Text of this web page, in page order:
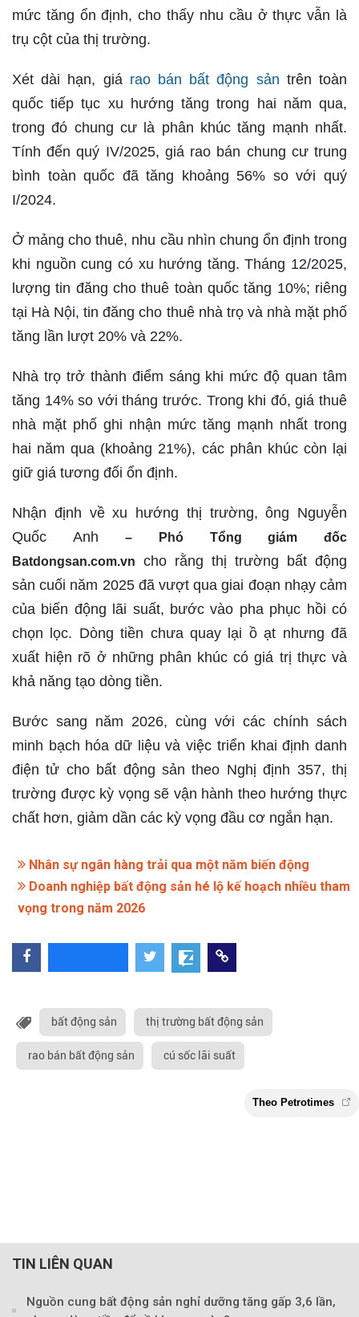
mức tăng ổn định, cho thấy nhu cầu ở thực vẫn là
trụ cột của thị trường.
Xét dài hạn, giá rao bán bất động sản trên toàn
quốc tiếp tục xu hướng tăng trong hai năm qua,
trong đó chung cư là phân khúc tăng mạnh nhất.
Tính đến quý IV/2025, giá rao bán chung cư trung
bình toàn quốc đã tăng khoảng 56% so với quý
I/2024.
Ở mảng cho thuê, nhu cầu nhìn chung ổn định trong
khi nguồn cung có xu hướng tăng. Tháng 12/2025,
lượng tin đăng cho thuê toàn quốc tăng 10%; riêng
tại Hà Nội, tin đăng cho thuê nhà trọ và nhà mặt phố
tăng lần lượt 20% và 22%.
Nhà trọ trở thành điểm sáng khi mức độ quan tâm
tăng 14% so với tháng trước. Trong khi đó, giá thuê
nhà mặt phố ghi nhận mức tăng mạnh nhất trong
hai năm qua (khoảng 21%), các phân khúc còn lại
giữ giá tương đối ổn định.
Nhận định về xu hướng thị trường, ông Nguyễn
Quốc Anh– Phó Tổng giám đốc
Batdongsan.com.vn
cho rằng thị trường bất động
sản cuối năm 2025 đã vượt qua giai đoạn nhạy cảm
của biến động lãi suất, bước vào pha phục hồi có
chọn lọc. Dòng tiền chưa quay lại ồ ạt nhưng đã
xuất hiện rõ ở những phân khúc có giá trị thực và
khả năng tạo dòng tiền.
Bước sang năm 2026, cùng với các chính sách
minh bạch hóa dữ liệu và việc triển khai định danh
điện tử cho bất động sản theo Nghị định 357, thị
trường được kỳ vọng sẽ vận hành theo hướng thực
chất hơn, giảm dần các kỳ vọng đầu cơ ngắn hạn.
Nhân sự ngân hàng trải qua một năm biến động
Doanh nghiệp bất động sản hé lộ kế hoạch nhiều tham
vọng trong năm 2026
bất động sản thị trường bất động sản
rao bán bất động sản cú sốc lãi suất
TIN LIÊN QUAN
Nguồn cung bất động sản nghỉ dưỡng tăng gấp 3,6 lần,